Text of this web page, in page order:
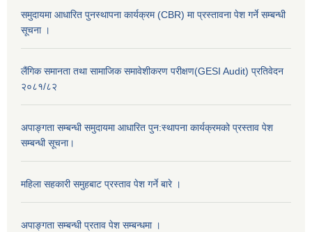
समुदायमा आधारित पुनस्थापना कार्यक्रम (CBR) मा प्रस्तावना पेश गर्ने सम्बन्धी
सूचना ।
लैंगिक समानता तथा सामाजिक समावेशीकरण परीक्षण(GESI Audit) प्रतिवेदन
२०८१/८२
अपाङ्गता सम्बन्धी समुदायमा आधारित पुन:स्थापना कार्यक्रमको प्रस्ताव पेश
सम्बन्धी सूचना।
महिला सहकारी समुहबाट प्रस्ताव पेश गर्ने बारे ।
अपाङ्गता सम्बन्धी प्रताव पेश सम्बन्धमा ।